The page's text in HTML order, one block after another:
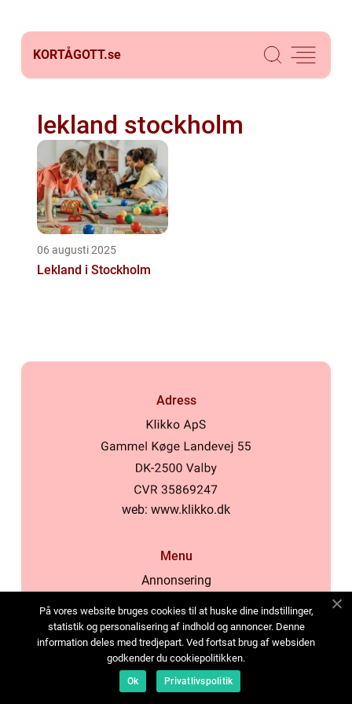
KORTÅGOTT.se
lekland stockholm
06 augusti 2025
Lekland i Stockholm
Adress
web: www.klikko.dk
Menu
Annonsering
Cookies
Kontakta oss
Sitemap
På vores website bruges cookies til at huske dine indstillinger,
statistik og personalisering af indhold og annoncer. Denne
information deles med tredjepart. Ved fortsat brug af websiden
godkender du cookiepolitikken.
Ok Privatlivspolitik